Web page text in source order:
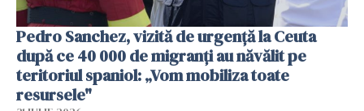
Pedro Sanchez, vizită de urgență la Ceuta
după ce 40 000 de migranți au năvălit pe
teritoriul spaniol: „Vom mobiliza toate
resursele"